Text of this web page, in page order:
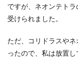
ですが、ネオンテト
受けられました。
ただ、コリドラスや
ったので、私は放置し